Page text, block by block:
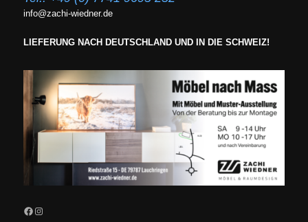
info@zachi-wiedner.de
LIEFERUNG NACH DEUTSCHLAND UND IN DIE SCHWEIZ!
Facebook
Instagram